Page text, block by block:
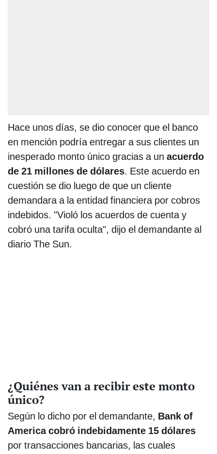
Hace unos días, se dio conocer que el banco
en mención podría entregar a sus clientes un
inesperado monto único gracias a un acuerdo
de 21 millones de dólares. Este acuerdo en
cuestión se dio luego de que un cliente
demandara a la entidad financiera por cobros
indebidos. "Violó los acuerdos de cuenta y
cobró una tarifa oculta", dijo el demandante al
diario The Sun.
¿Quiénes van a recibir este monto
único?
Según lo dicho por el demandante, Bank of
America cobró indebidamente 15 dólares
por transacciones bancarias, las cuales